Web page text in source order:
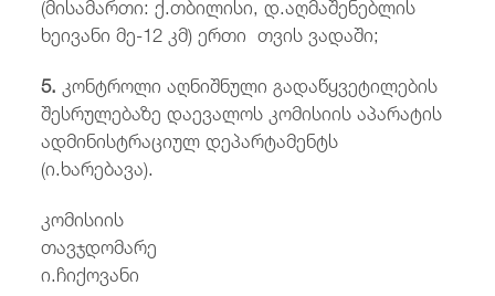
ხეივანი მე-12 კმ) ერთი თვის ვადაში;
5.კონტროლი აღნიშნული გადაწყვეტილების
შესრულებაზე დაევალოს კომისიის აპარატის
ადმინისტრაციულ დეპარტამენტს
(ი.ხარებავა).
კომისიის
ი.ჩიქოვანი